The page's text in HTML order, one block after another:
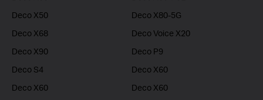
Deco X50
Deco X80-5G
Deco X68
Deco Voice X20
Deco X90
Deco P9
Deco S4
Deco X60
Deco X60
Deco X60